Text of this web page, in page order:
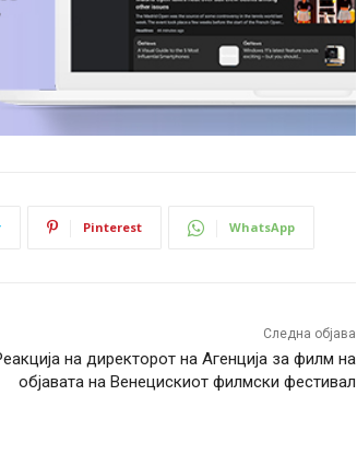
Pinterest WhatsApp
Следна објава
на директорот на Агенција за филм на
објавата на Венецискиот филмски фестивал